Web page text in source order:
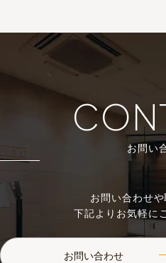
お問い
お問い合わせや
下記よりお気軽に
お問い合わせ